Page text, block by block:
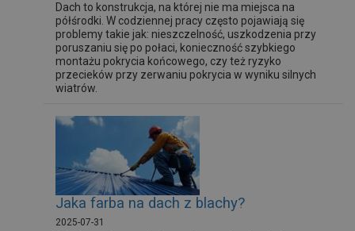
Dach to konstrukcja, na której nie ma miejsca na
półśrodki. W codziennej pracy często pojawiają się
problemy takie jak: nieszczelność, uszkodzenia przy
poruszaniu się po połaci, konieczność szybkiego
montażu pokrycia końcowego, czy też ryzyko
przecieków przy zerwaniu pokrycia w wyniku silnych
wiatrów.
Jaka farba na dach z blachy?
2025-07-31